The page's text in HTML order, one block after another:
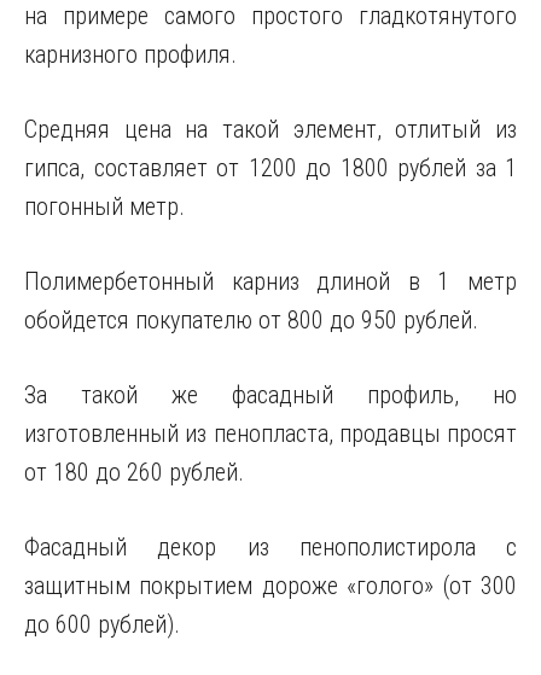
на примере самого простого гладкотянутого
карнизного профиля.
Средняя цена на такой элемент, отлитый из
гипса, составляет от 1200 до 1800 рублей за 1
погонный метр.
Полимербетонный карниз длиной в 1 метр
обойдется покупателю от 800 до 950 рублей.
За такой же фасадный профиль, но
изготовленный из пенопласта, продавцы просят
от 180 до 260 рублей.
Фасадный декор из пенополистирола с
защитным покрытием дороже «голого» (от 300
до 600 рублей).